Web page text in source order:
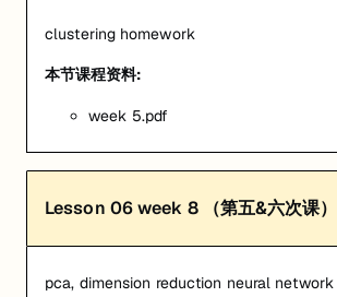
clustering homework
本节课程资料:
week 5.pdf
Lesson 06week 8 （第五&六次课）
pca, dimension reduction neural network